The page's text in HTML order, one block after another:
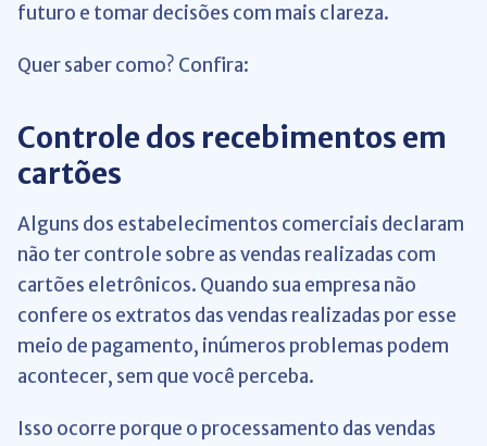
futuro e tomar decisões com mais clareza.
Quer saber como? Confira:
Controle dos recebimentos em
cartões
Alguns dos estabelecimentos comerciais declaram
não ter controle sobre as vendas realizadas com
cartões eletrônicos. Quando sua empresa não
confere os extratos das vendas realizadas por esse
meio de pagamento, inúmeros problemas podem
acontecer, sem que você perceba.
Isso ocorre porque o processamento das vendas